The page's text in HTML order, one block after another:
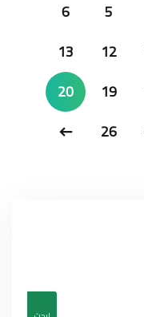
5
6
12
13
19
20
26